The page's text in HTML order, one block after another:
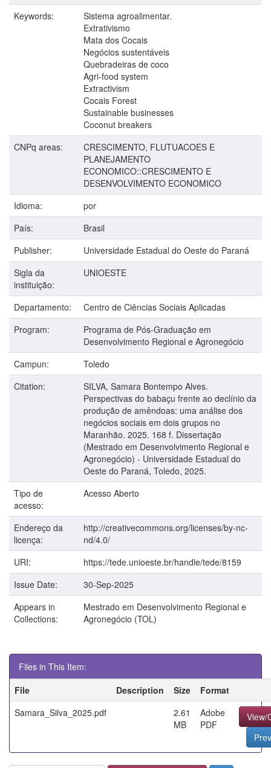
Keywords:
Sistema agroalimentar.
Extrativismo
Mata dos Cocais
Negócios sustentáveis
Quebradeiras de coco
Agri-food system
Extractivism
Cocais Forest
Sustainable businesses
Coconut breakers
CNPq areas:
CRESCIMENTO, FLUTUACOES E
PLANEJAMENTO
ECONOMICO::CRESCIMENTO E
DESENVOLVIMENTO ECONOMICO
Idioma:
por
País:
Brasil
Publisher:
Universidade Estadual do Oeste do Paraná
Sigla da
instituição:
UNIOESTE
Departamento:
Centro de Ciências Sociais Aplicadas
Program:
Programa de Pós-Graduação em
Desenvolvimento Regional e Agronegócio
Campun:
Toledo
Citation:
SILVA, Samara Bontempo Alves.
Perspectivas do babaçu frente ao declínio da
produção de amêndoas: uma análise dos
negócios sociais em dois grupos no
Maranhão. 2025. 168 f. Dissertação
(Mestrado em Desenvolvimento Regional e
Agronegócio) - Universidade Estadual do
Oeste do Paraná, Toledo, 2025.
Tipo de
acesso:
Acesso Aberto
Endereço da
licença:
http://creativecommons.org/licenses/by-nc-
nd/4.0/
URI:
https://tede.unioeste.br/handle/tede/8159
Issue Date:
30-Sep-2025
Appears in
Collections:
Mestrado em Desenvolvimento Regional e
Agronegócio (TOL)
Files in This Item:
File
Description Size
Format
Samara_Silva_2025.pdf
2.61
MB
Adobe
PDF
View/